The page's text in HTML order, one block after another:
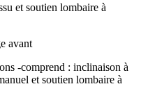
et soutien lombaire à
avant
-comprend : inclinaison à
et soutien lombaire à